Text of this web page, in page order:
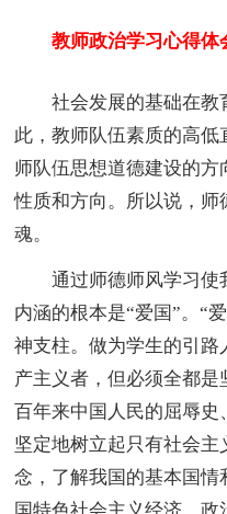
教师政治学习心得体
社会发展的基础在教
此，教师队伍素质的高
师队伍思想道德建设的
性质和方向。所以说，师
魂。
通过师德师风学习使
内涵的根本是“爱国”。“
神支柱。做为学生的引
产主义者，但必须全都
百年来中国人民的屈辱史
坚定地树立起只有社会
念，了解我国的基本国情
国特色社会主义经济、